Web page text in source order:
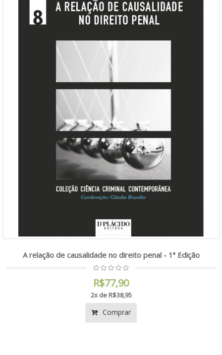
A relação de causalidade no direito penal - 1ª Edição
R$77,90
2x de R$38,95
Comprar